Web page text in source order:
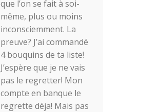
que l’on se fait à soi-
même, plus ou moins
inconsciemment. La
preuve? J’ai commandé
4 bouquins de ta liste!
J’espère que je ne vais
pas le regretter! Mon
compte en banque le
regrette déja! Mais pas